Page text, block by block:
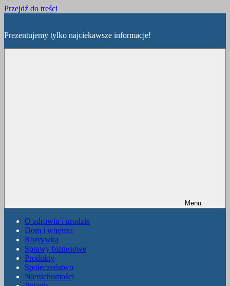
Przejdź do treści
Prezentujemy tylko najciekawsze informacje!
Menu
O zdrowiu i urodzie
Dom i wnętrza
Rozrywka
Sprawy biznesowe
Produkty
Społeczeństwo
Nieruchomości